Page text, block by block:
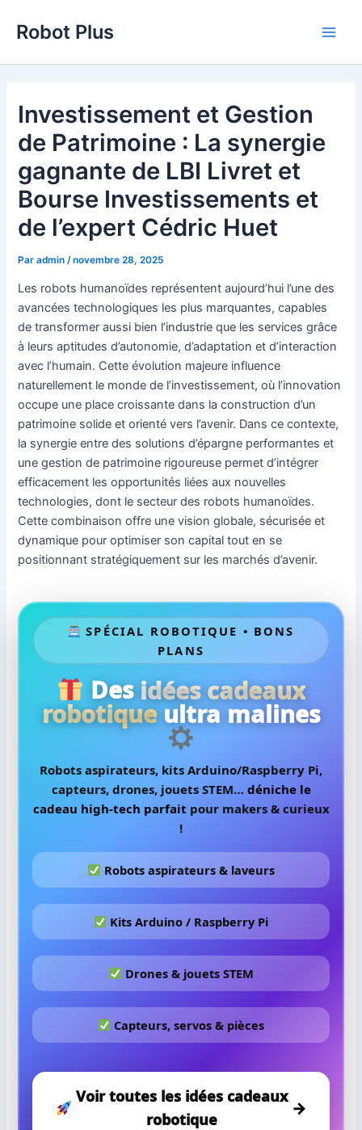
Robot Plus
Investissement et Gestion
de Patrimoine : La synergie
gagnante de LBI Livret et
Bourse Investissements et
de l’expert Cédric Huet
Paradmin /novembre 28, 2025
Les robots humanoïdes représentent aujourd’hui l’une des
avancées technologiques les plus marquantes, capables
de transformer aussi bien l’industrie que les services grâce
à leurs aptitudes d’autonomie, d’adaptation et d’interaction
avec l’humain. Cette évolution majeure influence
naturellement le monde de l’investissement, où l’innovation
occupe une place croissante dans la construction d’un
patrimoine solide et orienté vers l’avenir. Dans ce contexte,
la synergie entre des solutions d’épargne performantes et
une gestion de patrimoine rigoureuse permet d’intégrer
efficacement les opportunités liées aux nouvelles
technologies, dont le secteur des robots humanoïdes.
Cette combinaison offre une vision globale, sécurisée et
dynamique pour optimiser son capital tout en se
positionnant stratégiquement sur les marchés d’avenir.
SPÉCIAL ROBOTIQUE • BONS
PLANS
Desidées cadeaux
robotique ultra malines
Robots aspirateurs, kits Arduino/Raspberry Pi,
capteurs, drones, jouets STEM… déniche le
cadeau high-tech parfait pour makers & curieux
!
Robots aspirateurs & laveurs
Kits Arduino / Raspberry Pi
Drones & jouets STEM
Capteurs, servos & pièces
Voir toutes les idées cadeaux
robotique
→